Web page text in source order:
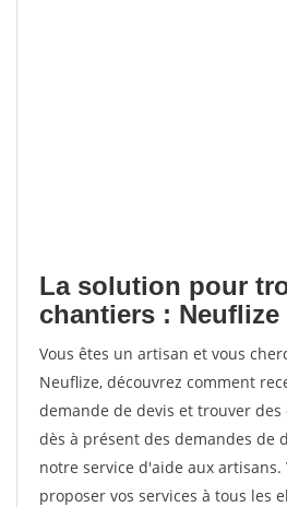
La solution pour
chantiers : Neuflize
Vous êtes un artisan et vous
Neuflize, découvrez comment
demande de devis et trouver des
dès à présent des demandes de
notre service d'aide aux artisans.
proposer vos services à tous les